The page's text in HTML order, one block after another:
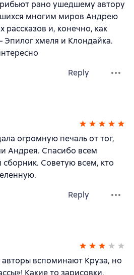
рано ушедшему автору
многим миров Андрею
рассказов и, конечно, как
Эпилог хмеля и Клондайка.
Reply
огромную печаль от тог,
Андрея. Спасибо всем
Советую всем, кто
Reply
авторы вспоминают Круза, но
Какие то зарисовки,